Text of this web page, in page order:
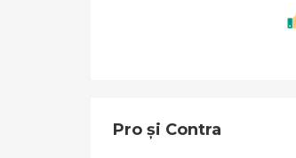
Pro și Contra